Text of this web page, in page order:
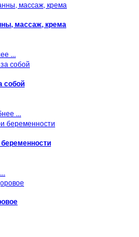
массаж, крема
...
собой
...